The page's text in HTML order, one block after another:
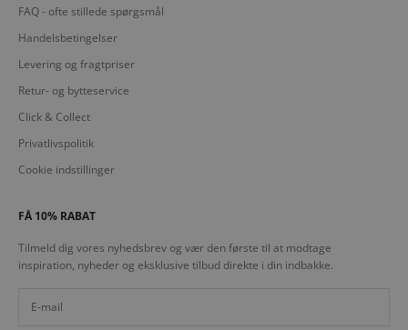
FAQ - ofte stillede spørgsmål
Handelsbetingelser
Levering og fragtpriser
Retur- og bytteservice
Click & Collect
Privatlivspolitik
Cookie indstillinger
FÅ 10% RABAT
Tilmeld dig vores nyhedsbrev og vær den første til at modtage
inspiration, nyheder og eksklusive tilbud direkte i din indbakke.